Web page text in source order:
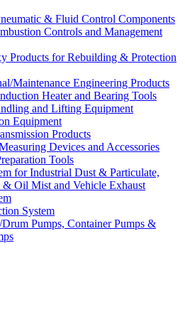
& Fluid Control Components
Controls and Management
Products for Rebuilding & Protection
Maintenance Engineering Products
Heater and Bearing Tools
and Lifting Equipment
Equipment
Products
Devices and Accessories
Tools
for Industrial Dust & Particulate,
& Oil Mist and Vehicle Exhaust
System
Pumps, Container Pumps &